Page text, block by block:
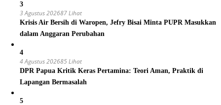
3
3 Agustus 202687 Lihat
Krisis Air Bersih di Waropen, Jefry Bisai Minta PUPR Masukkan
dalam Anggaran Perubahan
4
4 Agustus 202685 Lihat
DPR Papua Kritik Keras Pertamina: Teori Aman, Praktik di
Lapangan Bermasalah
5